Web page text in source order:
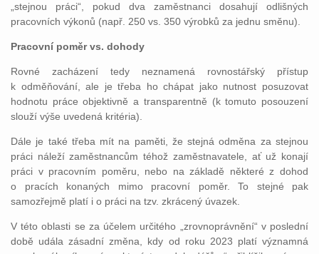
„stejnou práci“, pokud dva zaměstnanci dosahují odlišných
pracovních výkonů (např. 250 vs. 350 výrobků za jednu směnu).
Pracovní poměr vs. dohody
Rovné zacházení tedy neznamená rovnostářský přístup
k odměňování, ale je třeba ho chápat jako nutnost posuzovat
hodnotu práce objektivně a transparentně (k tomuto posouzení
slouží výše uvedená kritéria).
Dále je také třeba mít na paměti, že stejná odměna za stejnou
práci náleží zaměstnancům téhož zaměstnavatele, ať už konají
práci v pracovním poměru, nebo na základě některé z dohod
o pracích konaných mimo pracovní poměr. To stejné pak
samozřejmě platí i o práci na tzv. zkrácený úvazek.
V této oblasti se za účelem určitého „zrovnoprávnění“ v poslední
době udála zásadní změna, kdy od roku 2023 platí významná